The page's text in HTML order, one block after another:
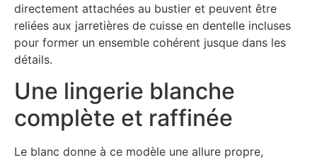
directement attachées au bustier et peuvent être
reliées aux jarretières de cuisse en dentelle incluses
pour former un ensemble cohérent jusque dans les
détails.
Une lingerie blanche
complète et raffinée
Le blanc donne à ce modèle une allure propre,